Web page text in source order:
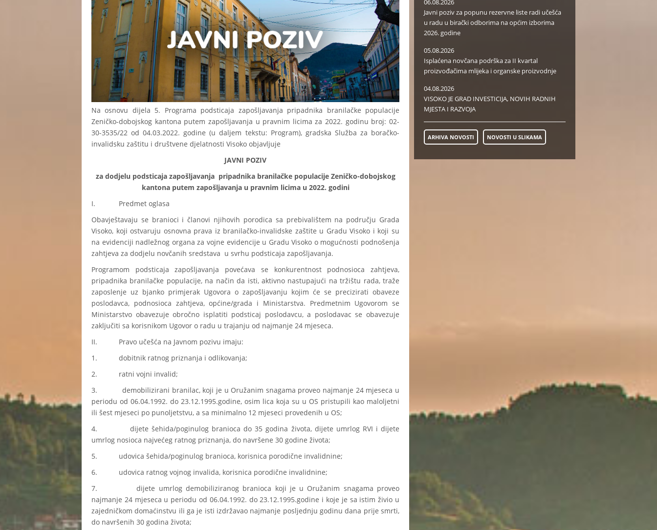
Na osnovu dijela 5. Programa podsticaja zapošljavanja pripadnika branilačke populacije
Zeničko-dobojskog kantona putem zapošljavanja u pravnim licima za 2022. godinu broj: 02-
30-3535/22 od 04.03.2022. godine (u daljem tekstu: Program), gradska Služba za boračko-
invalidsku zaštitu i društvene djelatnosti Visoko objavljuje
JAVNI POZIV
za dodjelu podsticaja zapošljavanja pripadnika branilačke populacije Zeničko-dobojskog
kantona putem zapošljavanja u pravnim licima u 2022. godini
I. Predmet oglasa
Obavještavaju se branioci i članovi njihovih porodica sa prebivalištem na području Grada
Visoko, koji ostvaruju osnovna prava iz branilačko-invalidske zaštite u Gradu Visoko i koji su
na evidenciji nadležnog organa za vojne evidencije u Gradu Visoko o mogućnosti podnošenja
zahtjeva za dodjelu novčanih sredstava u svrhu podsticaja zapošljavanja.
Programom podsticaja zapošljavanja povećava se konkurentnost podnosioca zahtjeva,
pripadnika branilačke populacije, na način da isti, aktivno nastupajući na tržištu rada, traže
zaposlenje uz bjanko primjerak Ugovora o zapošljavanju kojim će se precizirati obaveze
poslodavca, podnosioca zahtjeva, općine/grada i Ministarstva. Predmetnim Ugovorom se
Ministarstvo obavezuje obročno isplatiti podsticaj poslodavcu, a poslodavac se obavezuje
zaključiti sa korisnikom Ugovor o radu u trajanju od najmanje 24 mjeseca.
II. Pravo učešća na Javnom pozivu imaju:
1. dobitnik ratnog priznanja i odlikovanja;
2. ratni vojni invalid;
3. demobilizirani branilac, koji je u Oružanim snagama proveo najmanje 24 mjeseca u
periodu od 06.04.1992. do 23.12.1995.godine, osim lica koja su u OS pristupili kao maloljetni
ili šest mjeseci po punoljetstvu, a sa minimalno 12 mjeseci provedenih u OS;
4. dijete šehida/poginulog branioca do 35 godina života, dijete umrlog RVI i dijete
umrlog nosioca najvećeg ratnog priznanja, do navršene 30 godine života;
5. udovica šehida/poginulog branioca, korisnica porodične invalidnine;
6. udovica ratnog vojnog invalida, korisnica porodične invalidnine;
7. dijete umrlog demobiliziranog branioca koji je u Oružanim snagama proveo
najmanje 24 mjeseca u periodu od 06.04.1992. do 23.12.1995.godine i koje je sa istim živio u
zajedničkom domaćinstvu ili ga je isti izdržavao najmanje posljednju godinu dana prije smrti,
do navršenih 30 godina života;
06.08.2026
Javni poziv za popunu rezervne liste radi učešća
u radu u birački odborima na općim izborima
2026. godine
05.08.2026
Isplaćena novčana podrška za II kvartal
proizvođačima mlijeka i organske proizvodnje
04.08.2026
VISOKO JE GRAD INVESTICIJA, NOVIH RADNIH
MJESTA I RAZVOJA
ARHIVA NOVOSTI NOVOSTI U SLIKAMA